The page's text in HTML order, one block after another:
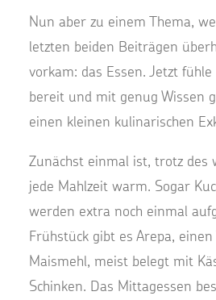
Nun aber zu einem Thema,
letzten beiden Beiträgen
vorkam: das Essen. Jetzt
bereit und mit genug Wissen
einen kleinen kulinarischen
Zunächst einmal ist, trotz des
jede Mahlzeit warm. Sogar
werden extra noch einmal
Frühstück gibt es Arepa, einen
Maismehl, meist belegt mit
Schinken. Das Mittagessen